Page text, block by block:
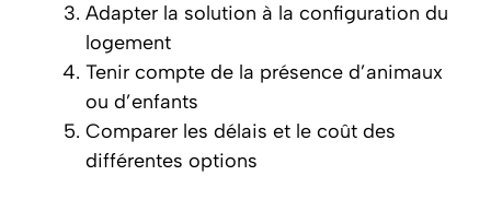
Adapter la solution à la configuration du
logement
Tenir compte de la présence d’animaux
ou d’enfants
Comparer les délais et le coût des
différentes options